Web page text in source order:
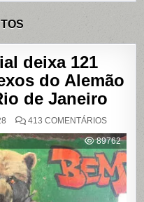
deixa 121
do Alemão
de Janeiro
413 COMENTÁRIOSEM
POLICIAL
DEIXA
121
MORTOS
NOS
DO
ALEMÃO
89762